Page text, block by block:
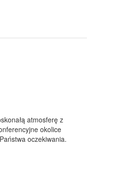
atmosferę z
okolice
oczekiwania.